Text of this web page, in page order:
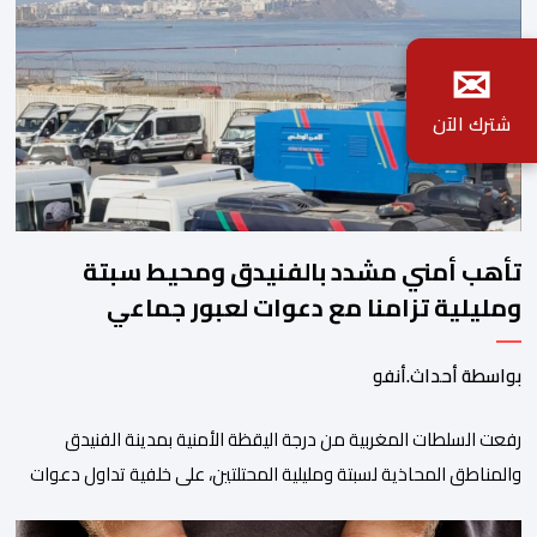
تأهب أمني مشدد بالفنيدق ومحيط سبتة
ومليلية تزامنا مع دعوات لعبور جماعي
بواسطة أحداث.أنفو
رفعت السلطات المغربية من درجة اليقظة الأمنية بمدينة الفنيدق
والمناطق المحاذية لسبتة ومليلية المحتلتين، على خلفية تداول دعوات
✉
شترك الآن